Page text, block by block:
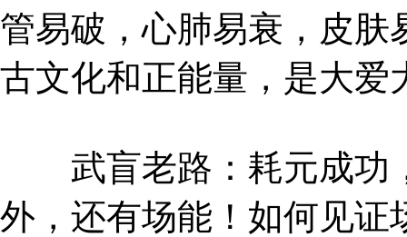
管易破，心肺易衰，皮肤
古文化和正能量，是大爱
武盲老路：耗元成功
外，还有场能！如何见证